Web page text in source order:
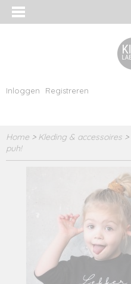
Inloggen Registreren
Home > Kleding & accessoires >
puh!